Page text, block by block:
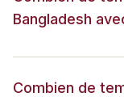
Bangladesh
Combien de